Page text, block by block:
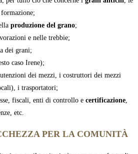
produzione del grano;
e nelle trebbie;
dei grani;
caso Irene);
dei mezzi, i costruttori dei mezzi
i trasportatori;
fiscali, enti di controllo e certificazione,
etc.
PER LA COMUNITÀ